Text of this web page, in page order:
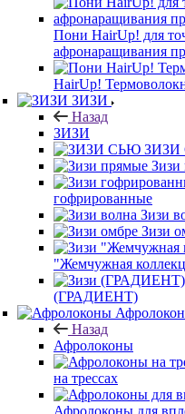
Пони HairUp! для
афронаращивания
HairUp!
ЗИЗИ
Назад
ЗИЗИ
Зизи
гофрированные
Зизи
Зизи
"Жемчужная
(ГРАДИЕНТ)
Назад
Афролоконы
на трессах
Афролоконы для